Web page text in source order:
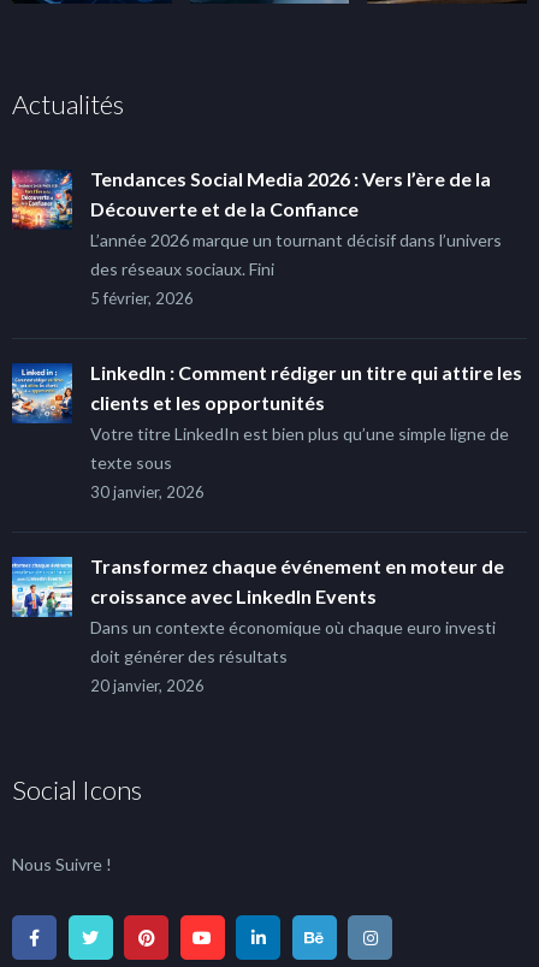
Actualités
Tendances Social Media 2026 : Vers l’ère de la
Découverte et de la Confiance
L’année 2026 marque un tournant décisif dans l’univers
des réseaux sociaux. Fini
5 février, 2026
LinkedIn : Comment rédiger un titre qui attire les
clients et les opportunités
Votre titre LinkedIn est bien plus qu’une simple ligne de
texte sous
30 janvier, 2026
Transformez chaque événement en moteur de
croissance avec LinkedIn Events
Dans un contexte économique où chaque euro investi
doit générer des résultats
20 janvier, 2026
Social Icons
Nous Suivre !